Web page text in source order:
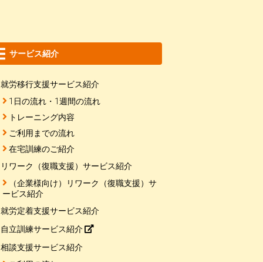
サービス紹介
就労移行支援サービス紹介
1日の流れ・1週間の流れ
トレーニング内容
ご利用までの流れ
在宅訓練のご紹介
リワーク（復職支援）サービス紹介
（企業様向け）リワーク（復職支援）サ
ービス紹介
就労定着支援サービス紹介
自立訓練サービス紹介
相談支援サービス紹介